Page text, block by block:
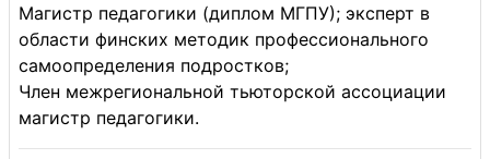
Магистр педагогики (диплом МГПУ); эксперт в
области финских методик профессионального
самоопределения подростков;
Член межрегиональной тьюторской ассоциации
магистр педагогики.